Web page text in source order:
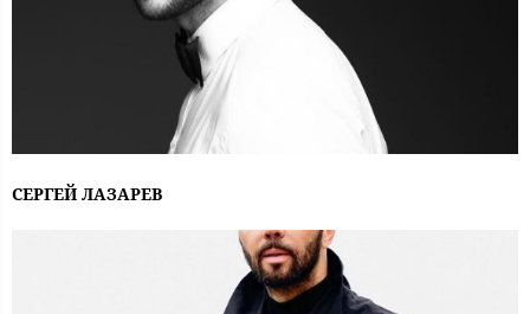
СЕРГЕЙ ЛАЗАРЕВ